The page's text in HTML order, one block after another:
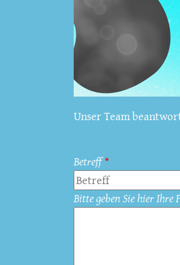
Unser Team
Betreff
Bitte geben Sie hier Ihre